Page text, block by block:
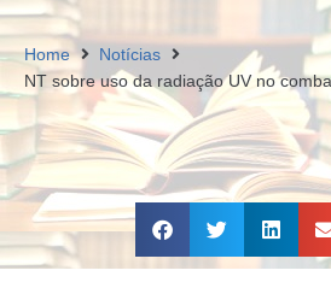
Home
Notícias
NT sobre uso da radiação UV no